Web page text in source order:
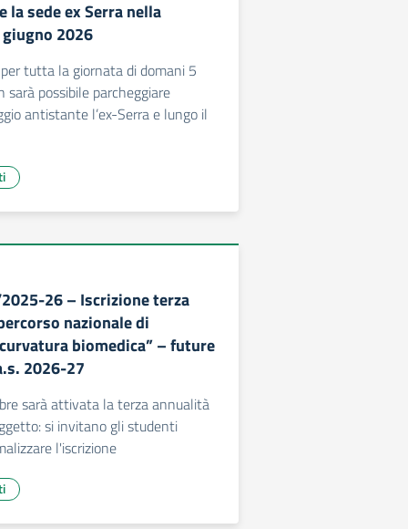
la sede ex Serra nella
2026
tutta la giornata di domani 5
sarà possibile parcheggiare
antistante l’ex-Serra e lungo il
26 – Iscrizione terza
nazionale di
biomedica” – future
2026-27
sarà attivata la terza annualità
si invitano gli studenti
l'iscrizione